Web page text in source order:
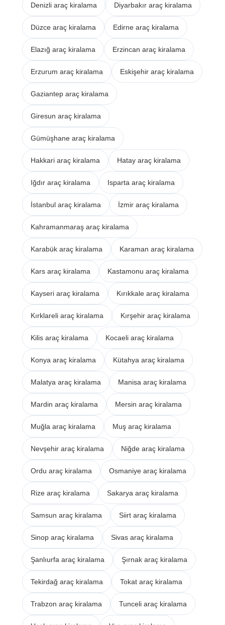
Denizli araç kiralama Diyarbakır araç kiralama
Düzce araç kiralama Edirne araç kiralama
Elazığ araç kiralama Erzincan araç kiralama
Erzurum araç kiralama Eskişehir araç kiralama
Gaziantep araç kiralama
Giresun araç kiralama
Gümüşhane araç kiralama
Hakkari araç kiralama Hatay araç kiralama
Iğdır araç kiralama Isparta araç kiralama
İstanbul araç kiralama İzmir araç kiralama
Kahramanmaraş araç kiralama
Karabük araç kiralama Karaman araç kiralama
Kars araç kiralama Kastamonu araç kiralama
Kayseri araç kiralama Kırıkkale araç kiralama
Kırklareli araç kiralama Kırşehir araç kiralama
Kilis araç kiralama Kocaeli araç kiralama
Konya araç kiralama Kütahya araç kiralama
Malatya araç kiralama Manisa araç kiralama
Mardin araç kiralama Mersin araç kiralama
Muğla araç kiralama Muş araç kiralama
Nevşehir araç kiralama Niğde araç kiralama
Ordu araç kiralama Osmaniye araç kiralama
Rize araç kiralama Sakarya araç kiralama
Samsun araç kiralama Siirt araç kiralama
Sinop araç kiralama Sivas araç kiralama
Şanlıurfa araç kiralama Şırnak araç kiralama
Tekirdağ araç kiralama Tokat araç kiralama
Trabzon araç kiralama Tunceli araç kiralama